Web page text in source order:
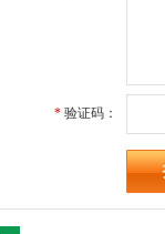
* 验证码：